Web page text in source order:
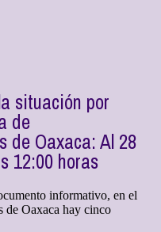
situación por
de
de Oaxaca: Al 28
12:00 horas
informativo, en el
de Oaxaca hay cinco